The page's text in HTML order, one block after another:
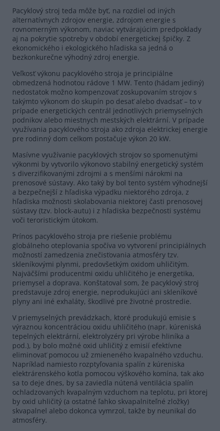
Pacyklový stroj teda môže byť, na rozdiel od iných
alternatívnych zdrojov energie, zdrojom energie s
rovnomerným výkonom, naviac vytvárajúcim predpoklady
aj na pokrytie spotreby v období energetickej špičky. Z
ekonomického i ekologického hľadiska sa jedná o
bezkonkurečne výhodný zdroj energie.
Veľkosť výkonu pacyklového stroja je principiálne
obmedzená hodnotou rádove 1 MW. Tento (hádam jediný)
nedostatok možno kompenzovať zoskupovaním strojov s
takýmto výkonom do skupín po desať alebo dvadsať – to v
prípade energetických centrál jednotlivých priemyselných
podnikov alebo miestnych mestských elektrární. V prípade
využívania pacyklového stroja ako zdroja elektrickej energie
pre rodinný dom celkom postačuje výkon 20 kW.
Masívne využívanie pacyklových strojov so spomenutými
výkonmi by vytvorilo výkonovo stabilný energetický systém
s diverzifikovanými zdrojmi a s menšími nárokmi na
prenosové sústavy. Ako taký by bol tento systém výhodnejší
a bezpečnejší z hľadiska výpadku niektorého zdroja, z
hľadiska možnosti skolabovania niektorej časti prenosovej
sústavy (tzv. block-autu) i z hľadiska bezpečnosti systému
voči teroristickým útokom.
Prínos pacyklového stroja pre riešenie problému
globálneho oteplovania spočíva vo vytvorení principiálnych
možností zamedzenia znečisťovania atmosféry tzv.
skleníkovými plynmi, predovšetkým oxidom uhličitým.
Najväčšími producentmi oxidu uhličitého je energetika,
priemysel a doprava. Konštatoval som, že pacyklový stroj
predstavuje zdroj energie, neprodukujúci ani skleníkové
plyny ani iné exhaláty, škodlivé pre životné prostredie.
V priemyselných prevádzkach, ktoré produkujú emisie s
výraznou koncentráciou oxidu uhličitého (napr. kúreniská
tepelných elektrární, elektrolyzéry pri výrobe hliníka a
pod.), by bolo možné oxid uhličitý z emisií efektívne
eliminovať pomocou už zmieneného kvapalného vzduchu.
Napríklad namiesto rozptyľovania spalín z kúreniska
elektrárenského kotla pomocou výškového komína, tak ako
sa to deje dnes, by sa zaviedla nútená ventilácia spalín
ochladzovaných kvapalným vzduchom na teplotu, pri ktorej
by oxid uhličitý (a ostatné ľahko skvapalniteľné zložky)
skvapalnel alebo dokonca vymrzol, takže by neunikal do
atmosféry.